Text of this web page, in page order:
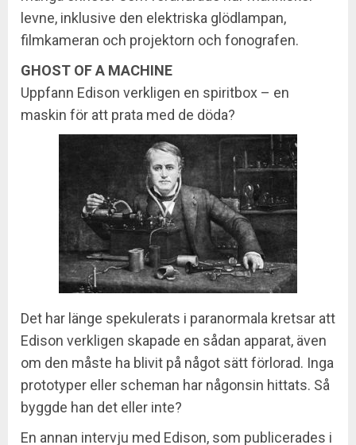
levne, inklusive den elektriska glödlampan,
filmkameran och projektorn och fonografen.
GHOST OF A MACHINE
Uppfann Edison verkligen en spiritbox – en
maskin för att prata med de döda?
Det har länge spekulerats i paranormala kretsar att
Edison verkligen skapade en sådan apparat, även
om den måste ha blivit på något sätt förlorad. Inga
prototyper eller scheman har någonsin hittats. Så
byggde han det eller inte?
En annan intervju med Edison, som publicerades i